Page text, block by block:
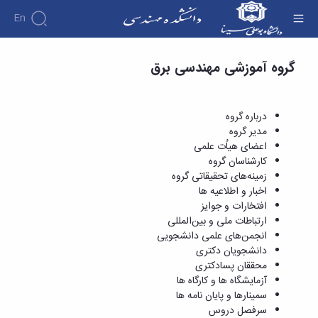
En
دانشکده
تاریخچه
ریاست
دانشکده
روسای
پیشین
افتخارات
آلبوم
عکس
اطلاعات
تماس
سازمان
دانشکده
معاونت
آموزشی
کارشناسی
فرم
ها
و
آئین
نامه
ها
آیین‌نامه‌های
معاونت
آموزشی
تحصیلات
تکمیلی
فرم
ها
پژوهش
هفته
پژوهش
کارگاه ها
آزمایشگاه
گروه
برق
گروه
عمران
گروه
مکانیک
گروه
اساتید
دانشکده
اساتید
بازنشسته
کارکنان
دانشکده
مهندسی
آموزشی
مهندسی
برق
مهندسی
مواد
مهندسی
عمران
مهندسی
صنایع
اعضای هیاُت علمی - دانشکده فنی و مهندسی
گروه آموزشی مهندسی برق
درباره گروه
مدیر گروه
اعضای هیاُت علمی
کارشناسان گروه
زمینه‌های تحقیقاتی گروه
اخبار و اطلاعیه ها
افتخارات و جوایز
ارتباطات ملی و بین‌المللی
انجمن‌های علمی دانشجویی
دانشجویان دکتری
محققان پسادکتری
آزمایشگاه ها و کارگاه ها
سمینارها و پایان نامه ها
سرفصل دروس